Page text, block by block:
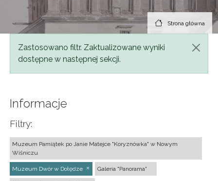
Strona główna
Komunikat
Zastosowano filtr. Zaktualizowane wyniki
dostępne w następnej sekcji.
Informacje
Filtry:
Muzeum Pamiątek po Janie Matejce "Koryznówka" w Nowym
Wiśniczu
Muzeum Dwór w Dołędze Galeria "Panorama"